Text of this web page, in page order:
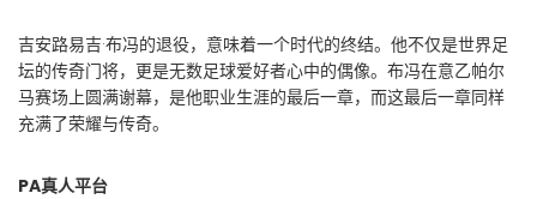
吉安路易吉·布冯的退役，意味着一个时代的终结。他不仅是世界足
坛的传奇门将，更是无数足球爱好者心中的偶像。布冯在意乙帕尔
马赛场上圆满谢幕，是他职业生涯的最后一章，而这最后一章同样
充满了荣耀与传奇。
PA真人平台